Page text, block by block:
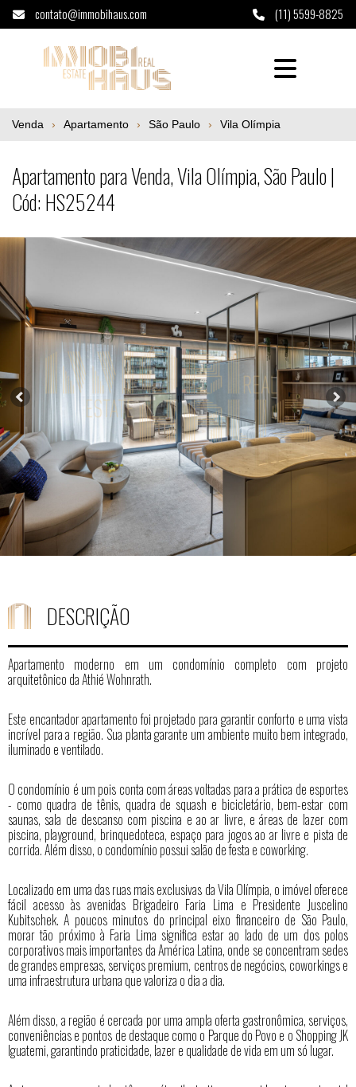
contato@immobihaus.com (11) 5599-8825
Apartamento para Venda, Vila Olímpia,
Venda Apartamento São Paulo Vila Olímpia
Apartamento para Venda, Vila Olímpia, São Paulo |
Cód: HS25244
DESCRIÇÃO
Apartamento moderno em um condomínio completo com projeto
arquitetônico da Athié Wohnrath.
Este encantador apartamento foi projetado para garantir conforto e uma vista
incrível para a região. Sua planta garante um ambiente muito bem integrado,
iluminado e ventilado.
O condomínio é um pois conta com áreas voltadas para a prática de esportes
- como quadra de tênis, quadra de squash e bicicletário, bem-estar com
saunas, sala de descanso com piscina e ao ar livre, e áreas de lazer com
piscina, playground, brinquedoteca, espaço para jogos ao ar livre e pista de
corrida. Além disso, o condomínio possui salão de festa e coworking.
Localizado em uma das ruas mais exclusivas da Vila Olímpia, o imóvel oferece
fácil acesso às avenidas Brigadeiro Faria Lima e Presidente Juscelino
Kubitschek. A poucos minutos do principal eixo financeiro de São Paulo,
morar tão próximo à Faria Lima significa estar ao lado de um dos polos
corporativos mais importantes da América Latina, onde se concentram sedes
de grandes empresas, serviços premium, centros de negócios, coworkings e
uma infraestrutura urbana que valoriza o dia a dia.
Além disso, a região é cercada por uma ampla oferta gastronômica, serviços,
conveniências e pontos de destaque como o Parque do Povo e o Shopping JK
Iguatemi, garantindo praticidade, lazer e qualidade de vida em um só lugar.